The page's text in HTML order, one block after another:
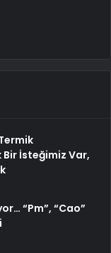
Bir İsteğimiz Var,
“Pm”, “Cao”